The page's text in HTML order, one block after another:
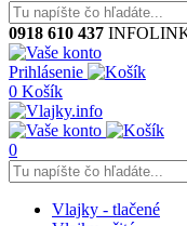
0918 610 437
Prihlásenie
0 Košík
0
Vlajky - tlačené